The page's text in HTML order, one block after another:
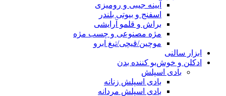
آیینه جیبی و رومیزی
اسفنج و بیوتی بلندر
براش و قلمو آرایشی
مژه مصنوعی و چسب مژه
موچین/قیچی/تیغ ابرو
ابزار سالنی
ادکلن و خوش‌بو کننده بدن
بادی اسپلش
بادی اسپلش زنانه
بادی اسپلش مردانه